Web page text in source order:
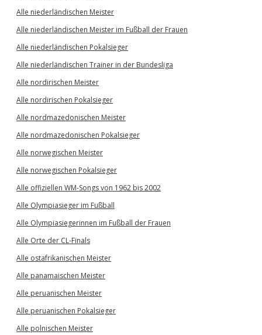
Alle niederländischen Meister
Alle niederländischen Meister im Fußball der Frauen
Alle niederländischen Pokalsieger
Alle niederländischen Trainer in der Bundesliga
Alle nordirischen Meister
Alle nordirischen Pokalsieger
Alle nordmazedonischen Meister
Alle nordmazedonischen Pokalsieger
Alle norwegischen Meister
Alle norwegischen Pokalsieger
Alle offiziellen WM-Songs von 1962 bis 2002
Alle Olympiasieger im Fußball
Alle Olympiasiegerinnen im Fußball der Frauen
Alle Orte der CL-Finals
Alle ostafrikanischen Meister
Alle panamaischen Meister
Alle peruanischen Meister
Alle peruanischen Pokalsieger
Alle polnischen Meister